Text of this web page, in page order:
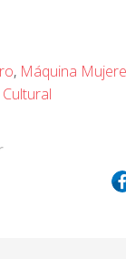
, Máquina
“Allpa